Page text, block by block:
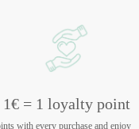
1€ = 1 loyalty point
with every purchase and enjoy